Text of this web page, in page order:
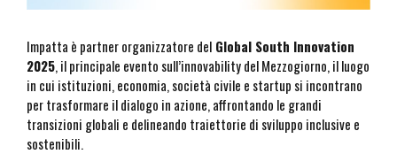
Impatta è partner organizzatore del Global South Innovation
2025, il principale evento sull’innovability del Mezzogiorno, il luogo
in cui istituzioni, economia, società civile e startup si incontrano
per trasformare il dialogo in azione, affrontando le grandi
transizioni globali e delineando traiettorie di sviluppo inclusive e
sostenibili.